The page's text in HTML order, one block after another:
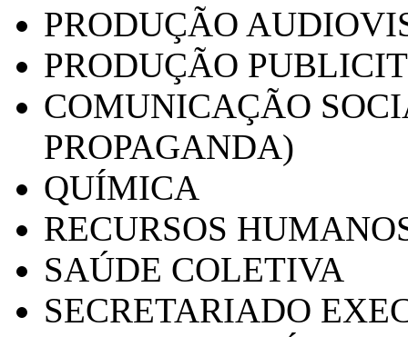
PRODUÇÃO
PRODUÇÃO
COMUNICAÇÃO
PROPAGANDA)
QUÍMICA
RECURSOS
SAÚDE COLETIVA
SECRETARIADO